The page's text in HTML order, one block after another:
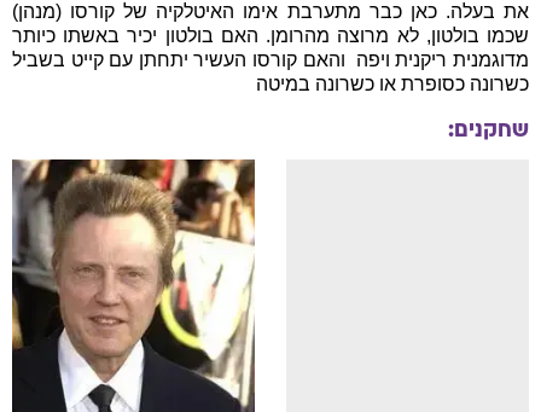
את בעלה. כאן כבר מתערבת אימו האיטלקיה של קורסו (מנהן)
שכמו בולטון, לא מרוצה מהרומן. האם בולטון יכיר באשתו כיותר
מדוגמנית ריקנית ויפה  והאם קורסו העשיר יתחתן עם קייט בשביל
כשרונה כסופרת או כשרונה במיטה 
שחקנים: